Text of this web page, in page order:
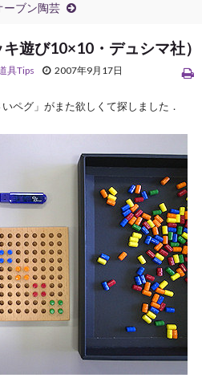
ーブン陶芸
遊び10×10・デュシマ社）
具Tips 2007年9月17日
ペグ」がまた欲しくて探しました．